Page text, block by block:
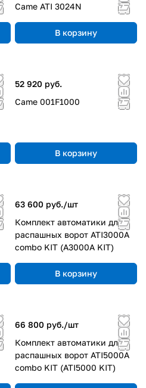
Came ATI 3024N
В корзину
52 920 руб.
Came 001F1000
В корзину
63 600 руб./шт
Комплект автоматики для
распашных ворот ATI3000A
combo KIT (A3000A KIT)
В корзину
66 800 руб./шт
Комплект автоматики для
распашных ворот ATI5000A
combo KIT (ATI5000 KIT)